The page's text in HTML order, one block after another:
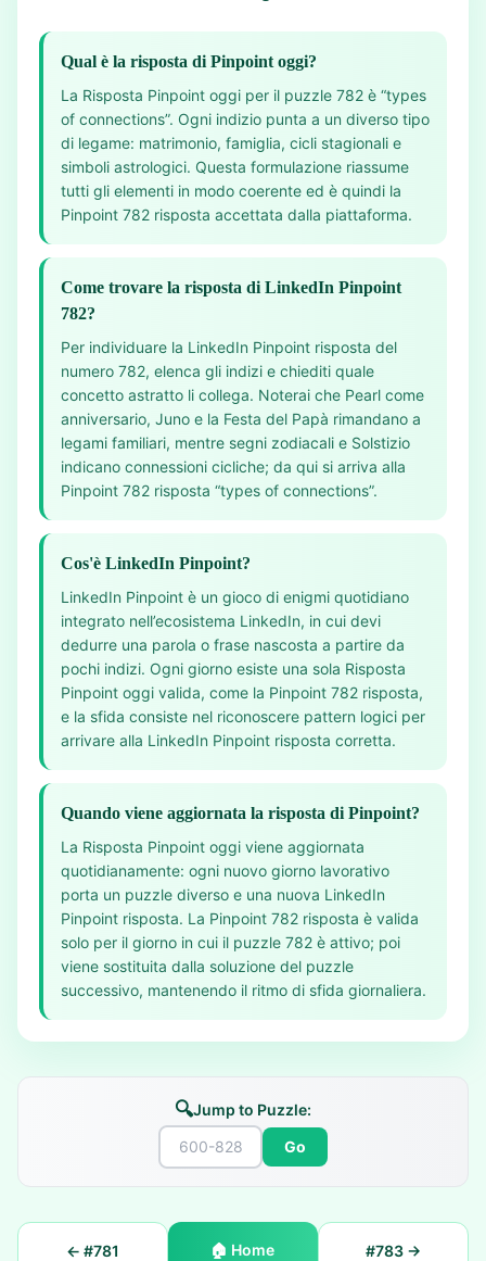
Qual è la risposta di Pinpoint oggi?
La Risposta Pinpoint oggi per il puzzle 782 è “types
of connections”. Ogni indizio punta a un diverso tipo
di legame: matrimonio, famiglia, cicli stagionali e
simboli astrologici. Questa formulazione riassume
tutti gli elementi in modo coerente ed è quindi la
Pinpoint 782 risposta accettata dalla piattaforma.
Come trovare la risposta di LinkedIn Pinpoint
782?
Per individuare la LinkedIn Pinpoint risposta del
numero 782, elenca gli indizi e chiediti quale
concetto astratto li collega. Noterai che Pearl come
anniversario, Juno e la Festa del Papà rimandano a
legami familiari, mentre segni zodiacali e Solstizio
indicano connessioni cicliche; da qui si arriva alla
Pinpoint 782 risposta “types of connections”.
Cos'è LinkedIn Pinpoint?
LinkedIn Pinpoint è un gioco di enigmi quotidiano
integrato nell’ecosistema LinkedIn, in cui devi
dedurre una parola o frase nascosta a partire da
pochi indizi. Ogni giorno esiste una sola Risposta
Pinpoint oggi valida, come la Pinpoint 782 risposta,
e la sfida consiste nel riconoscere pattern logici per
arrivare alla LinkedIn Pinpoint risposta corretta.
Quando viene aggiornata la risposta di Pinpoint?
La Risposta Pinpoint oggi viene aggiornata
quotidianamente: ogni nuovo giorno lavorativo
porta un puzzle diverso e una nuova LinkedIn
Pinpoint risposta. La Pinpoint 782 risposta è valida
solo per il giorno in cui il puzzle 782 è attivo; poi
viene sostituita dalla soluzione del puzzle
successivo, mantenendo il ritmo di sfida giornaliera.
🔍Jump to Puzzle:
Go
← #781 🏠 Home #783→